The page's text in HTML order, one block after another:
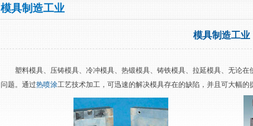
模具制造工业
模具制造工业
塑料模具、压铸模具、冷冲模具、热锻模具、铸铁模具、拉延模具、无论在
问题。通过热喷涂工艺技术加工，可迅速的解决模具存在的缺陷，并且可大幅的